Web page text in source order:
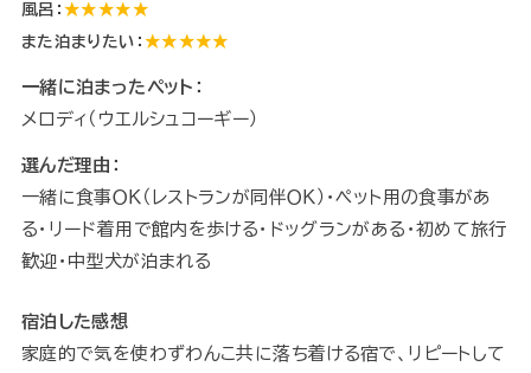
風呂：★★★★★
また泊まりたい： ★★★★★
一緒に泊まったペット：
メロディ（ウエルシュコーギー）
選んだ理由：
一緒に食事ＯＫ（レストランが同伴ＯＫ）・ペット用の食事があ
る・リード着用で館内を歩ける・ドッグランがある・初めて旅行
歓迎・中型犬が泊まれる
宿泊した感想
家庭的で気を使わずわんこ共に落ち着ける宿で、リピートして